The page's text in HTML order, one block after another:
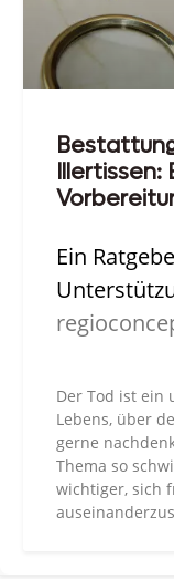
Illertissen:
Ein
Der Tod ist ein
Lebens, über
gerne
Thema so
wichtiger, sich